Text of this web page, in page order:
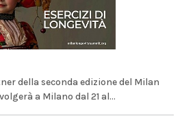
della seconda edizione del Milan
a Milano dal 21 al...